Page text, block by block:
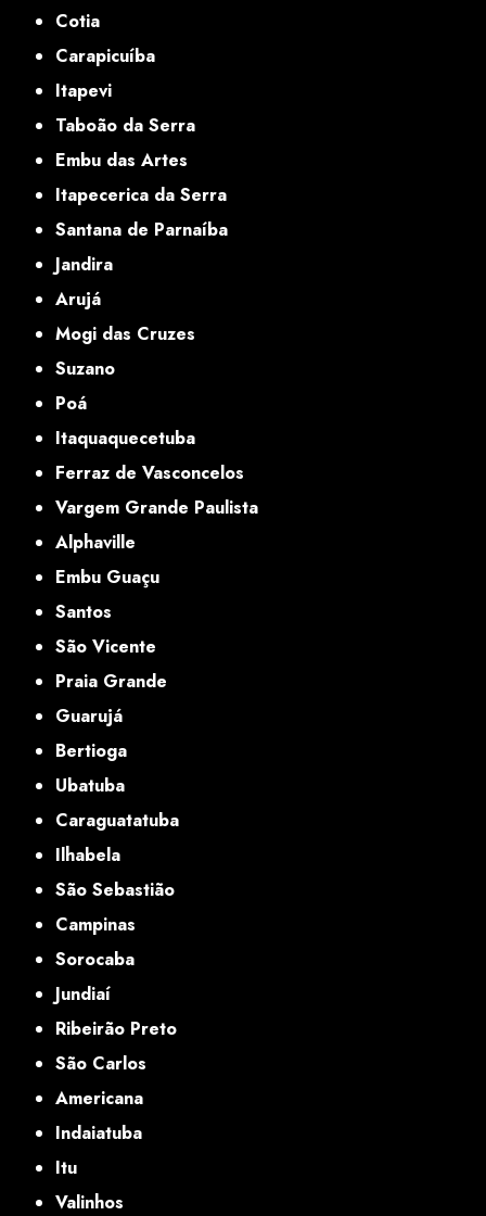
Cotia
Carapicuíba
Itapevi
Taboão da Serra
Embu das Artes
Itapecerica da Serra
Santana de Parnaíba
Jandira
Arujá
Mogi das Cruzes
Suzano
Poá
Itaquaquecetuba
Ferraz de Vasconcelos
Vargem Grande Paulista
Alphaville
Embu Guaçu
Santos
São Vicente
Praia Grande
Guarujá
Bertioga
Ubatuba
Caraguatatuba
Ilhabela
São Sebastião
Campinas
Sorocaba
Jundiaí
Ribeirão Preto
São Carlos
Americana
Indaiatuba
Itu
Valinhos